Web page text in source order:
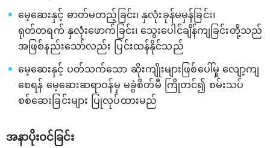
မေ့ဆေးနှင့် ဓာတ်မတည့်ခြင်း၊ နှလုံးခုန်မမှန်ခြင်း၊
ရုတ်တရက် နှလုံးဖောက်ခြင်း၊ သွေးပေါင်ချိန်ကျခြင်းတို့သည်
အဖြစ်နည်းသော်လည်း ပြင်းထန်နိုင်သည်
မေ့ဆေးနှင့် ပတ်သက်သော ဆိုးကျိုးများဖြစ်ပေါ်မှု လျော့ကျ
စေရန် မေ့ဆေးဆရာဝန်မှ မခွဲစိတ်မီ ကြိုတင်၍ စမ်းသပ်
စစ်ဆေးခြင်းများ ပြုလုပ်ထားမည်
အနာပိုးဝင်ခြင်း